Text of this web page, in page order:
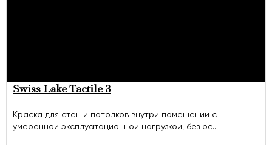
Swiss Lake Tactile 3
Краска для стен и потолков внутри помещений с
умеренной эксплуатационной нагрузкой, без ре..